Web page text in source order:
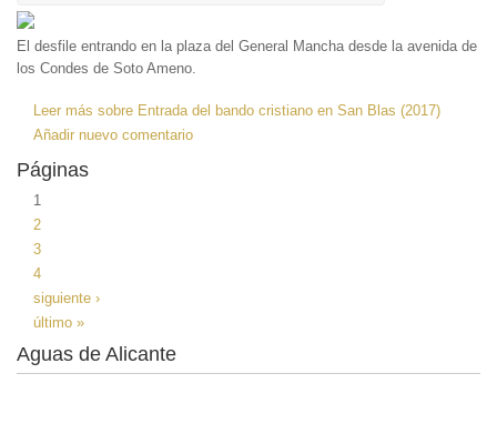
El desfile entrando en la plaza del General Mancha desde la avenida de
los Condes de Soto Ameno.
Leer más sobre Entrada del bando cristiano en San Blas (2017)
Añadir nuevo comentario
Páginas
1
2
3
4
siguiente ›
último »
Aguas de Alicante